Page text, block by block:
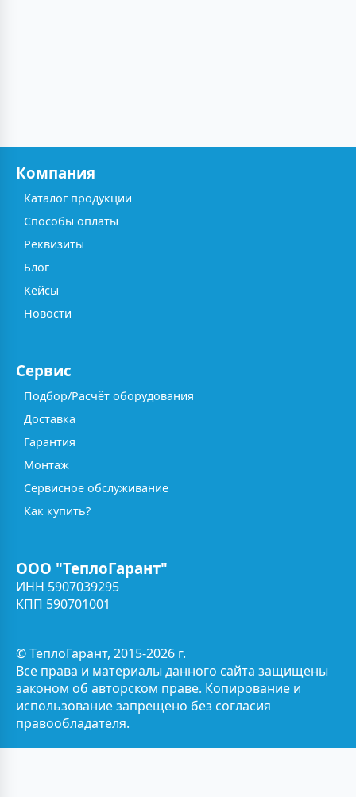
Компания
Каталог продукции
Способы оплаты
Реквизиты
Блог
Кейсы
Новости
Сервис
Подбор/Расчёт оборудования
Доставка
Гарантия
Монтаж
Сервисное обслуживание
Как купить?
ООО "ТеплоГарант"
ИНН 5907039295
КПП 590701001
© ТеплоГарант, 2015-2026 г.
Все права и материалы данного сайта защищены
законом об авторском праве. Копирование и
использование запрещено без согласия
правообладателя.